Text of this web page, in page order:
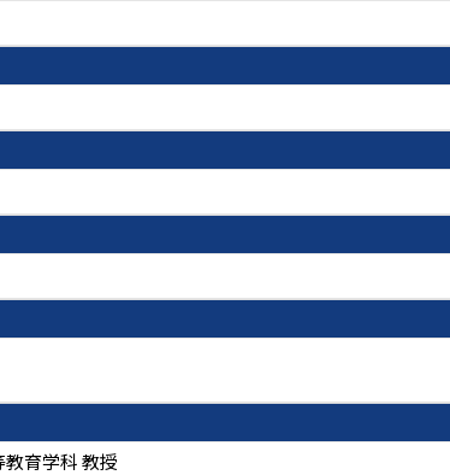
育学科 教授